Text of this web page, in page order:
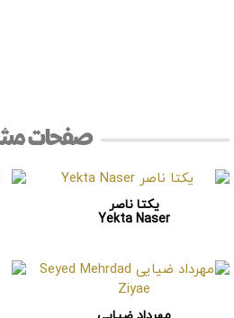
صفحات
یکتا ناصر
Yekta Naser